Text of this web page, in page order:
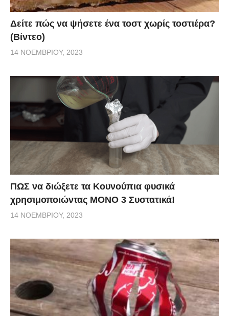
Δείτε πώς να ψήσετε ένα τοστ χωρίς τοστιέρα?
(Βίντεο)
14 ΝΟΕΜΒΡΊΟΥ, 2023
ΠΩΣ να διώξετε τα Κουνούπια φυσικά
χρησιμοποιώντας ΜΟΝΟ 3 Συστατικά!
14 ΝΟΕΜΒΡΊΟΥ, 2023